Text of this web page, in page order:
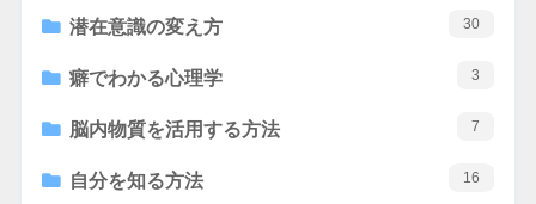
潜在意識の変え方 30
癖でわかる心理学 3
脳内物質を活用する方法 7
自分を知る方法 16